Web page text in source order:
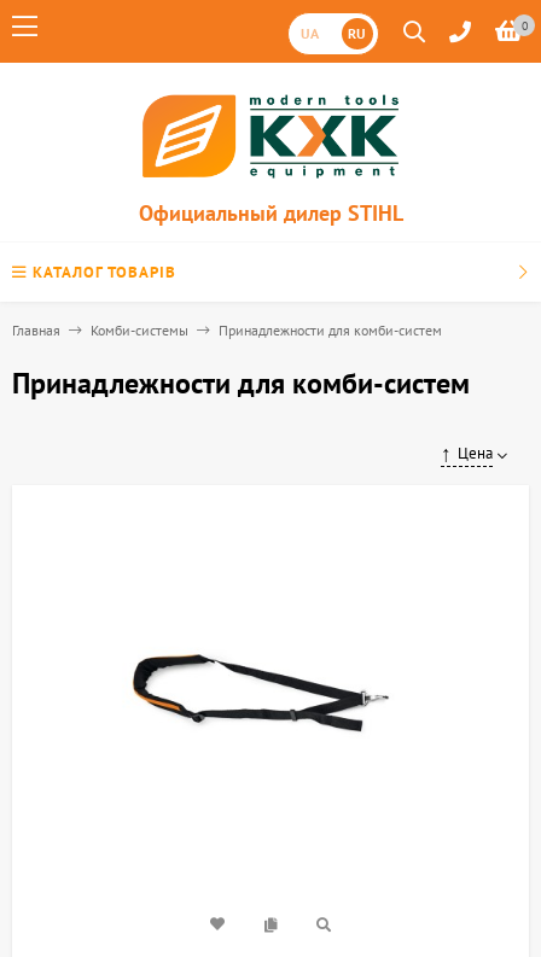
UA RU 0
Официальный дилер STIHL
КАТАЛОГ ТОВАРІВ
Главная Комби-системы Принадлежности для комби-систем
Принадлежности для комби-систем
Цена